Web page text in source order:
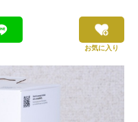
お気に入り